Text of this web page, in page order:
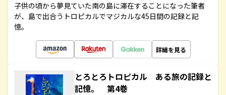
子供の頃から夢見ていた南の島に滞在することになった筆者
が、島で出合うトロピカルでマジカルな45日間の記録と記
憶。
詳細を見る
とろとろトロピカル ある旅の記録と
記憶。 第4巻